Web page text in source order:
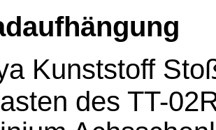
Kunststoff
des TT-